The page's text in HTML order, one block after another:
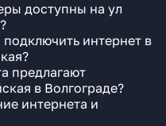
доступны на ул
интернет в
предлагают
в Волгограде?
интернета и